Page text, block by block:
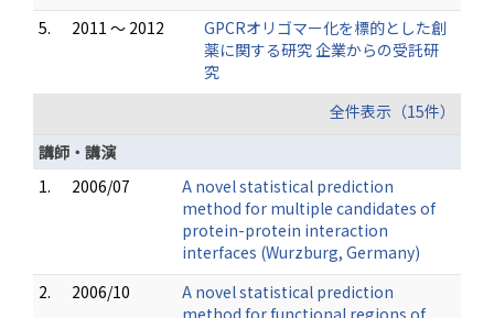
5.
2011 ～ 2012
GPCRオリゴマー化を標的とした創
薬に関する研究 企業からの受託研
究
全件表示（15件）
講師・講演
1.
2006/07
A novel statistical prediction
method for multiple candidates of
protein-protein interaction
interfaces (Wurzburg, Germany)
2.
2006/10
A novel statistical prediction
method for functional regions of